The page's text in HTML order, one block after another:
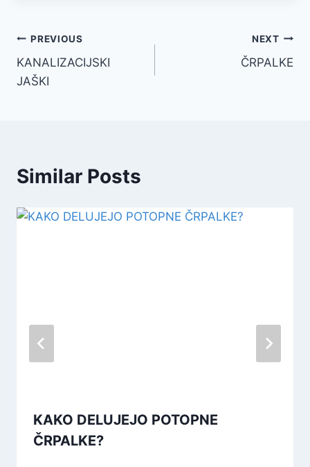
Navigacija
prispevka
PREVIOUS
KANALIZACIJSKI
JAŠKI
NEXT
ČRPALKE
Similar Posts
KAKO DELUJEJO POTOPNE
ČRPALKE?